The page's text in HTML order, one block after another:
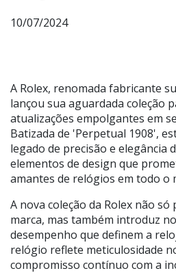
10/07/2024
A Rolex, renomada fabricante
lançou sua aguardada coleção
atualizações empolgantes em
Batizada de 'Perpetual 1908',
legado de precisão e elegância
elementos de design que
amantes de relógios em todo o
A nova coleção da Rolex não
marca, mas também introduz
desempenho que definem a
relógio reflete meticulosidade
compromisso contínuo com a